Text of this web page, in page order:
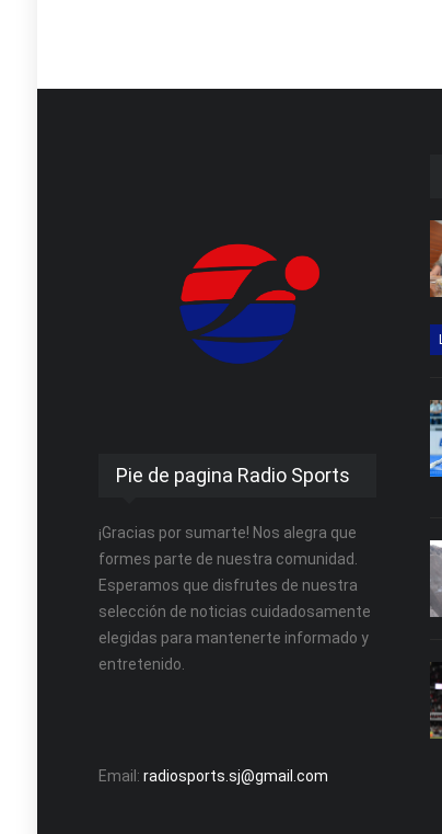
Pie de pagina Radio Sports
¡Gracias por sumarte! Nos alegra que
formes parte de nuestra comunidad.
Esperamos que disfrutes de nuestra
selección de noticias cuidadosamente
elegidas para mantenerte informado y
entretenido.
Email: radiosports.sj@gmail.com